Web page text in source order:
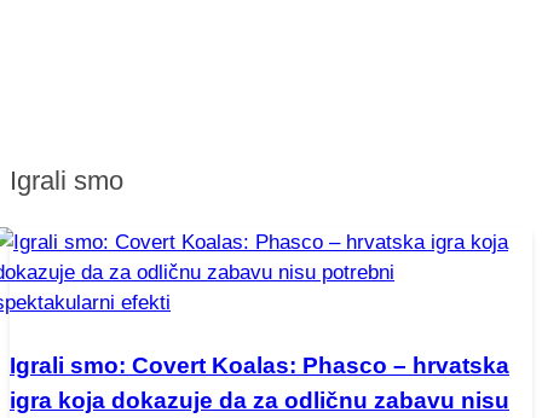
Igrali smo
Igrali smo: Covert Koalas: Phasco – hrvatska
igra koja dokazuje da za odličnu zabavu nisu